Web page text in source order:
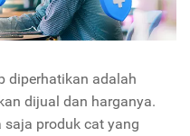
diperhatikan adalah
dijual dan harganya.
produk cat yang